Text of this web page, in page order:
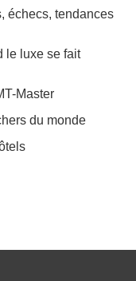
échecs, tendances
le luxe se fait
Master
du monde